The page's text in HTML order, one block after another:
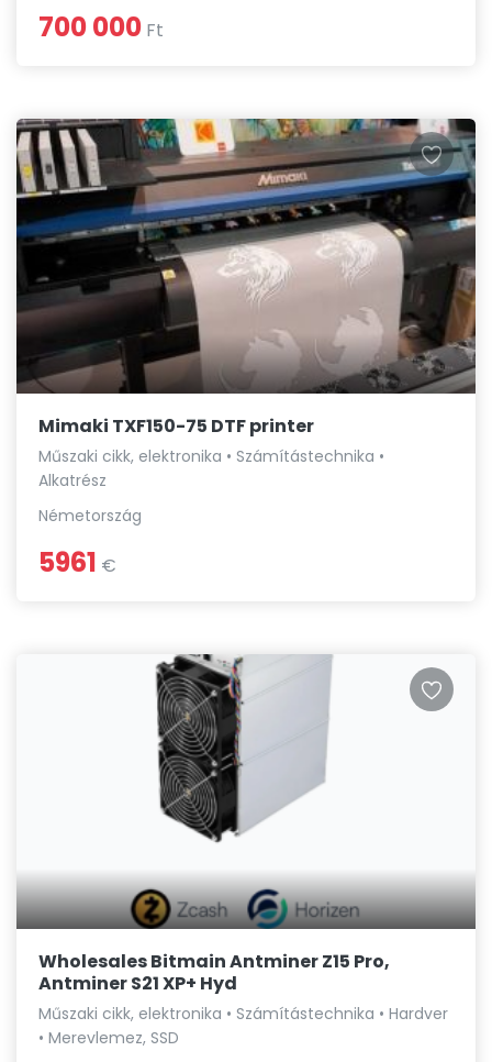
700 000 Ft
Mimaki TXF150-75 DTF printer
Műszaki cikk, elektronika • Számítástechnika •
Alkatrész
Németország
5961 €
Wholesales Bitmain Antminer Z15 Pro,
Antminer S21 XP+ Hyd
Műszaki cikk, elektronika • Számítástechnika • Hardver
• Merevlemez, SSD